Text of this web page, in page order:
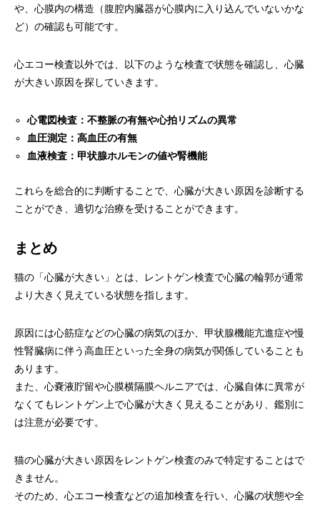
や、心膜内の構造（腹腔内臓器が心膜内に入り込んでいないかな
ど）の確認も可能です。
心エコー検査以外では、以下のような検査で状態を確認し、心臓
が大きい原因を探していきます。
心電図検査：不整脈の有無や心拍リズムの異常
血圧測定：高血圧の有無
血液検査：甲状腺ホルモンの値や腎機能
これらを総合的に判断することで、心臓が大きい原因を診断する
ことができ、適切な治療を受けることができます。
まとめ
猫の「心臓が大きい」とは、レントゲン検査で心臓の輪郭が通常
より大きく見えている状態を指します。
原因には心筋症などの心臓の病気のほか、甲状腺機能亢進症や慢
性腎臓病に伴う高血圧といった全身の病気が関係していることも
あります。
また、心嚢液貯留や心膜横隔膜ヘルニアでは、心臓自体に異常が
なくてもレントゲン上で心臓が大きく見えることがあり、鑑別に
は注意が必要です。
猫の心臓が大きい原因をレントゲン検査のみで特定することはで
きません。
そのため、心エコー検査などの追加検査を行い、心臓の状態や全